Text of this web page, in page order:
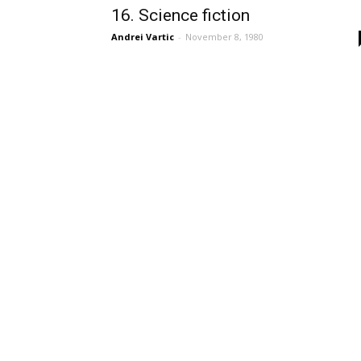
16. Science fiction
Andrei Vartic - November 8, 1980